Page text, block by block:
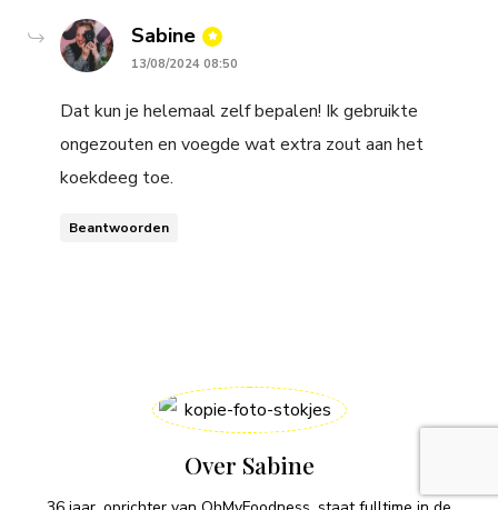
Sabine says:
13/08/2024 08:50
Dat kun je helemaal zelf bepalen! Ik gebruikte
ongezouten en voegde wat extra zout aan het
koekdeeg toe.
Beantwoorden
Over Sabine